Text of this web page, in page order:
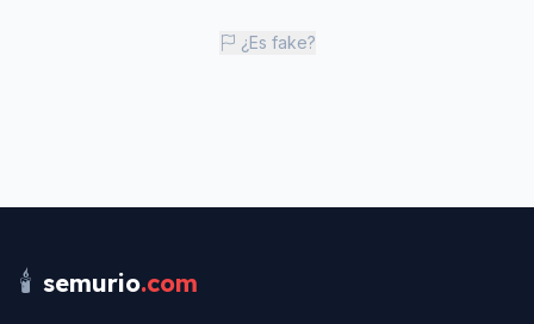
¿Es fake?
🕯️ semurio.com